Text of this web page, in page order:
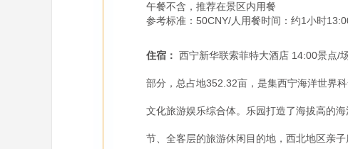
午餐不含，推荐在景区内用餐
参考标准：50CNY/人用餐时间：约1小时
住宿： 西宁新华联索菲特大酒店 14:00景点/
部分，总占地352.32亩，是集西宁海洋世界
文化旅游娱乐综合体。乐园打造了海拔高的
节、全客层的旅游休闲目的地，西北地区亲